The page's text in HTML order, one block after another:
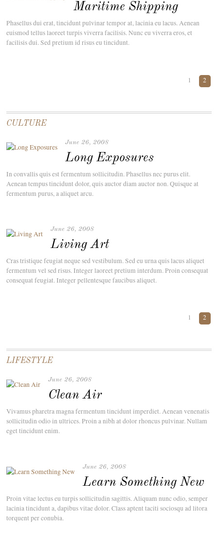
Maritime Shipping
Phasellus dui erat, tincidunt pulvinar tempor at, lacinia eu lacus. Aenean
euismod tellus laoreet turpis viverra facilisis. Nunc eu viverra eros, et
facilisis dui. Sed pretium id risus eu tincidunt.
1 2
CULTURE
June 26, 2008
Long Exposures
In convallis quis est fermentum sollicitudin. Phasellus nec purus elit.
Aenean tempus tincidunt dolor, quis auctor diam auctor non. Quisque at
fermentum purus, a aliquet arcu.
June 26, 2008
Living Art
Cras tristique feugiat neque sed vestibulum. Sed eu urna quis lacus aliquet
fermentum vel sed risus. Integer laoreet pretium interdum. Proin consequat
consequat feugiat. Integer pellentesque faucibus aliquet.
1 2
LIFESTYLE
June 26, 2008
Clean Air
Vivamus pharetra magna fermentum tincidunt imperdiet. Aenean venenatis
sollicitudin odio in ultrices. Proin a nibh at dolor rhoncus pulvinar. Nullam
eget tincidunt enim.
June 26, 2008
Learn Something New
Proin vitae lectus eu turpis sollicitudin sagittis. Aliquam nunc odio, semper
lacinia tincidunt a, dapibus vitae dolor. Class aptent taciti sociosqu ad litora
torquent per conubia.